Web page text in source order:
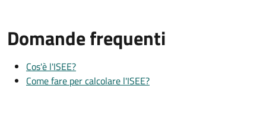
Domande frequenti
Cos'è l'ISEE?
Come fare per calcolare l'ISEE?